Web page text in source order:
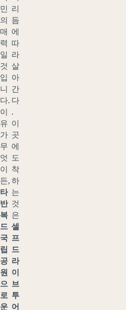
민
의
매
력
일
것
입
니
다.
이
유
가
무
엇
이
든,
타
반
복
드
국
립
공
원
으
로
운
리
듬
에
따
라
살
아
간
다
.
이
곳
에
도
착
하
는
것
은
셀
프
드
라
이
브
투
어